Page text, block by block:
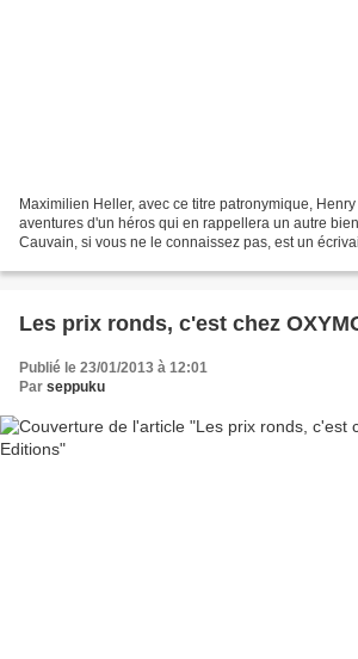
Maximilien Heller, avec ce titre patronymique,
aventures d'un héros qui en rappellera un autre
Cauvain, si vous ne le connaissez pas, est un
Les prix ronds, c'est chez
Publié le 23/01/2013 à 12:01
Par seppuku